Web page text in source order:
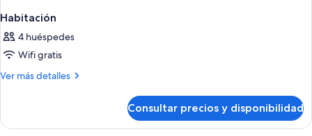
Habitación
4 huéspedes
Wifi gratis
Ver más detalles
Más
Consultar precios y disponibilidad